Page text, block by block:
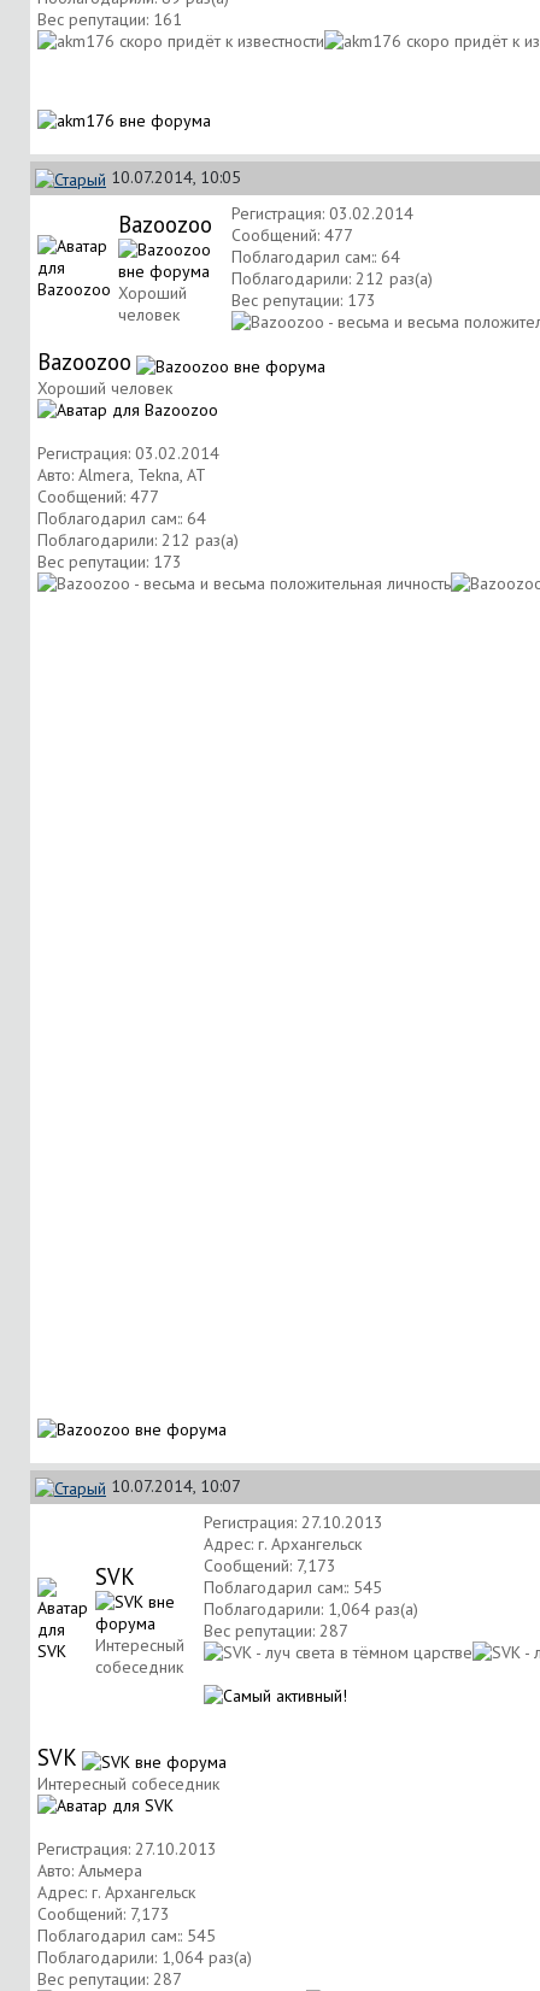
Вес репутации: 161
10.07.2014, 10:05
Bazoozoo
Хороший
человек
Регистрация: 03.02.2014
Сообщений: 477
Поблагодарил сам:: 64
Поблагодарили: 212 раз(а)
Вес репутации: 173
Bazoozoo
Хороший человек
Регистрация: 03.02.2014
Авто: Almera, Tekna, AT
Сообщений: 477
Поблагодарил сам:: 64
Поблагодарили: 212 раз(а)
Вес репутации: 173
10.07.2014, 10:07
SVK
Интересный
собеседник
Регистрация: 27.10.2013
Адрес: г. Архангельск
Сообщений: 7,173
Поблагодарил сам:: 545
Поблагодарили: 1,064 раз(а)
Вес репутации: 287
SVK
Интересный собеседник
Регистрация: 27.10.2013
Авто: Альмера
Адрес: г. Архангельск
Сообщений: 7,173
Поблагодарил сам:: 545
Поблагодарили: 1,064 раз(а)
Вес репутации: 287